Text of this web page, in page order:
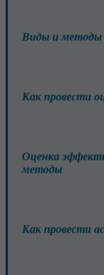
Виды и методы
Как провести
Оценка
методы
Как провести